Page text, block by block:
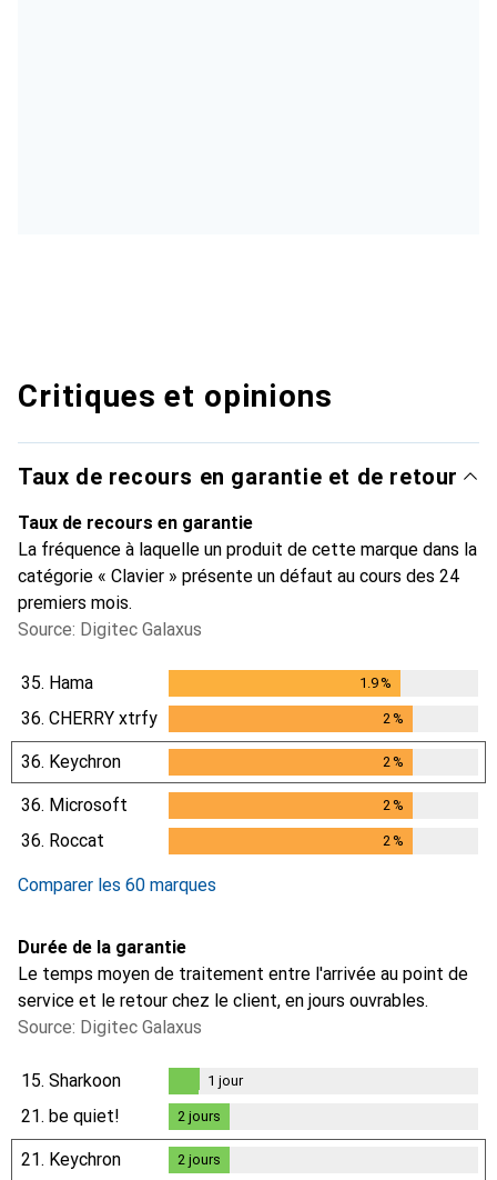
Critiques et opinions
Taux de recours en garantie et de retour
Taux de recours en garantie
La fréquence à laquelle un produit de cette marque dans la
catégorie « Clavier » présente un défaut au cours des 24
premiers mois.
Source: Digitec Galaxus
35. Hama 1.9%
36. CHERRY xtrfy 2 %
36. Keychron 2 %
36. Microsoft 2 %
36. Roccat 2 %
Comparer les 60 marques
Durée de la garantie
Le temps moyen de traitement entre l'arrivée au point de
service et le retour chez le client, en jours ouvrables.
Source: Digitec Galaxus
15. Sharkoon
jour
1 jour
21. be quiet! 2 jours
21. Keychron 2 jours